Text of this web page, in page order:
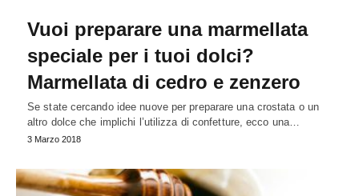
Vuoi preparare una marmellata
speciale per i tuoi dolci?
Marmellata di cedro e zenzero
Se state cercando idee nuove per preparare una crostata o un
altro dolce che implichi l’utilizza di confetture, ecco una…
3 Marzo 2018